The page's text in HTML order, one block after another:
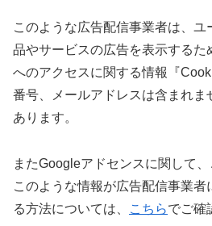
このような広告配信事業者は、
品やサービスの広告を表示するた
へのアクセスに関する情報『
番号、メールアドレスは含まれま
あります。
またGoogleアドセンスに関して
このような情報が広告配信事業
る方法については、
こちらでご確